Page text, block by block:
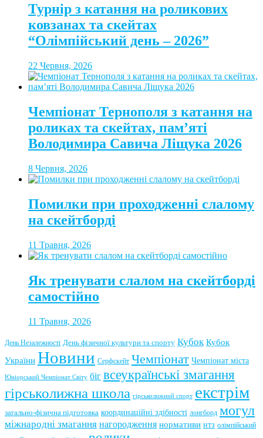
Турнір з катання на роликових
ковзанах та скейтах
“Олімпійський день – 2026”
22 Червня, 2026
Чемпіонат Тернополя з катання на
роликах та скейтах, пам’яті
Володимира Савича Ліщука 2026
8 Червня, 2026
Помилки при проходженні слалому
на скейтборді
11 Травня, 2026
Як тренувати слалом на скейтборді
самостійно
11 Травня, 2026
День Незалежності День фізичної культури та спорту Кубок Кубок
України Новини Серфскейт Чемпіонат Чемпіонат міста
Юніорський Чемпіонат Світу біг всеукраїнські змагання
гірськолижна школа гірськолижний спорт екстрім
загально-фізична підготовка координаційні здібності лонгборд могул
міжнародні змагання нагородження нормативи нтз олімпійський